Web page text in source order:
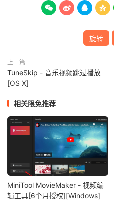
   
旋转
上一篇
TuneSkip - 音乐视频跳过播放
[OS X]
相关限免推荐
MiniTool MovieMaker - 视频编
辑工具[6个月授权][Windows]